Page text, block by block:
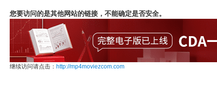
您要访问的是其他网站的链接，不能确定是否安全。
继续访问请点击： http://mp4moviezcom.com